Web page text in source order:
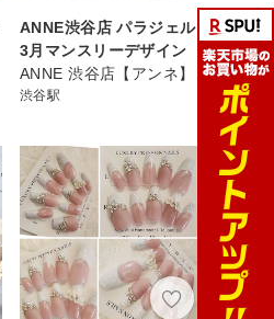
ANNE渋谷店 パラジェル
3月マンスリーデザイン
ANNE 渋谷店【アンネ】
渋谷駅